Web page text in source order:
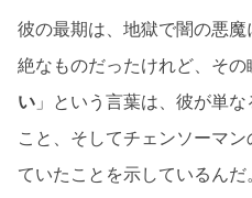
彼の最期は、地獄で闇の悪
絶なものだったけれど、そ
い 」という言葉は、彼が単
こと、そしてチェンソーマ
ていたことを示しているんだ。